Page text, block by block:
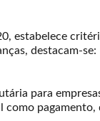
estabelece
destacam-se:
para